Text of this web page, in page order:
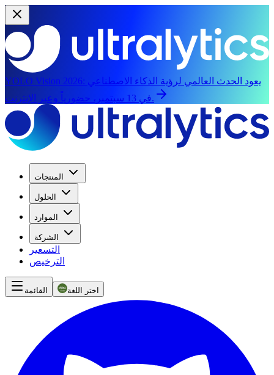
YOLO Vision 2026: يعود الحدث العالمي لرؤية الذكاء الاصطناعي
في 13 سبتمبر، حضورياً وعبر الإنترنت.
المنتجات
الحلول
الموارد
الشركة
التسعير
الترخيص
القائمة اختر اللغة